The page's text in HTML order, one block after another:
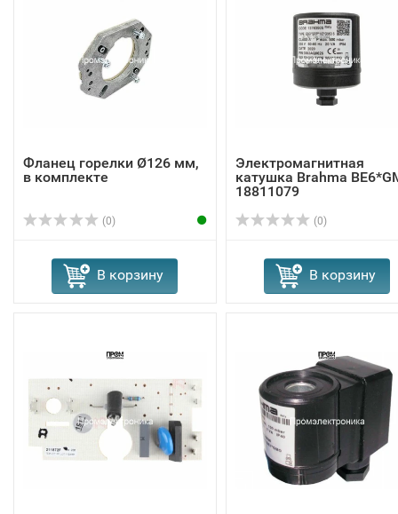
Фланец горелки Ø126 мм,
в комплекте
(0)
В корзину
Электромагнитная
катушка Brahma
18811079
(0)
В корзину